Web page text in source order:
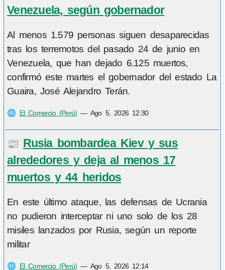
Venezuela, según gobernador
Al menos 1.579 personas siguen desaparecidas
tras los terremotos del pasado 24 de junio en
Venezuela, que han dejado 6.125 muertos,
confirmó este martes el gobernador del estado La
Guaira, José Alejandro Terán.
🌐 El Comercio (Perú) — Ago 5, 2026 12:30
📰 Rusia bombardea Kiev y sus
alrededores y deja al menos 17
muertos y 44 heridos
En este último ataque, las defensas de Ucrania
no pudieron interceptar ni uno solo de los 28
misiles lanzados por Rusia, según un reporte
militar
🌐 El Comercio (Perú) — Ago 5, 2026 12:14